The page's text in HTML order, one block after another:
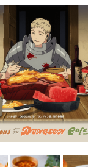
ームは面白い？
・hamatsu氏がゲーム
ら解き明かしていく、
変えた日本語
「裏技」「ラスボス」…
法の変遷を、コンピュー
徹底調査。